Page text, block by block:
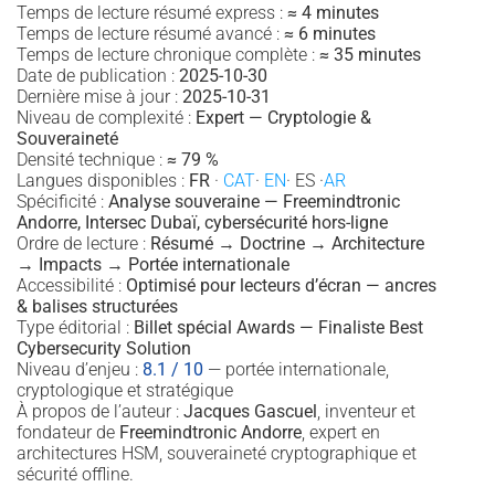
Temps de lecture résumé express : ≈ 4 minutes
Temps de lecture résumé avancé : ≈ 6 minutes
Temps de lecture chronique complète : ≈ 35 minutes
Date de publication : 2025-10-30
Dernière mise à jour : 2025-10-31
Niveau de complexité : Expert — Cryptologie &
Souveraineté
Densité technique : ≈ 79 %
Langues disponibles : FR · CAT· EN· ES ·AR
Spécificité : Analyse souveraine — Freemindtronic
Andorre, Intersec Dubaï, cybersécurité hors-ligne
Ordre de lecture : Résumé → Doctrine → Architecture
→ Impacts → Portée internationale
Accessibilité : Optimisé pour lecteurs d’écran — ancres
& balises structurées
Type éditorial : Billet spécial Awards — Finaliste Best
Cybersecurity Solution
Niveau d’enjeu : 8.1 / 10 — portée internationale,
cryptologique et stratégique
À propos de l’auteur : Jacques Gascuel, inventeur et
fondateur de Freemindtronic Andorre, expert en
architectures HSM, souveraineté cryptographique et
sécurité offline.